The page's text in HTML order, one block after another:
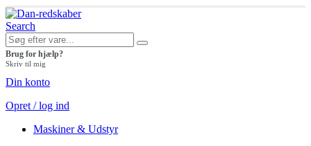
Search
Brug for hjælp?
Skriv til mig
Din konto
Opret / log ind
Maskiner & Udstyr